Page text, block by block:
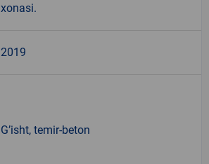
xonasi.
2019
G’isht, temir-beton